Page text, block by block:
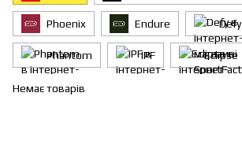
Phoenix Endure Defy
Phantom IPF Eclipse
Немає товарів